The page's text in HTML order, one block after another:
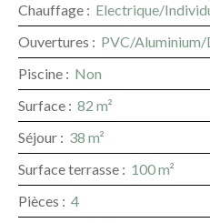
Chauffage : Electrique/
Ouvertures : PVC/
Piscine : Non
Surface : 82 m²
Séjour : 38 m²
Surface terrasse : 100m²
Pièces : 4